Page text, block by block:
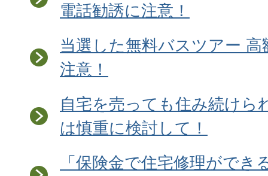
電話勧誘に注意！
当選した無料バスツアー
注意！
自宅を売っても住み続けら
は慎重に検討して！
「保険金で住宅修理ができ